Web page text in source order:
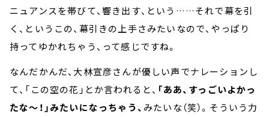
ニュアンスを帯びて、響き出す、という……それで幕を引
く、というこの、幕引きの上手さみたいなので、やっぱり
持ってゆかれちゃう、って感じですね。
なんだかんだ、大林宣彦さんが優しい声でナレーションし
て、「この空の花」とか言われると、 「ああ、すっごいよかっ
たな～！」みたいになっちゃう、 みたいな（笑）。そういう力